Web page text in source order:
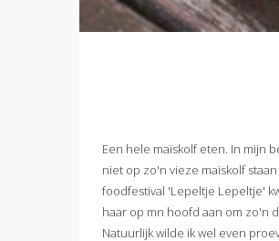
Een hele maïskolf eten. In mijn
niet op zo'n vieze maïskolf
foodfestival 'Lepeltje Lepeltje'
haar op mn hoofd aan om zo'n
Natuurlijk wilde ik wel even